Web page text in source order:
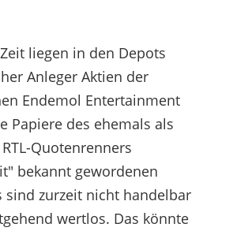
liegen in den Depots
Anleger Aktien der
Endemol Entertainment
Papiere des ehemals als
Quotenrenners
bekannt gewordenen
sind zurzeit nicht handelbar
wertlos. Das könnte